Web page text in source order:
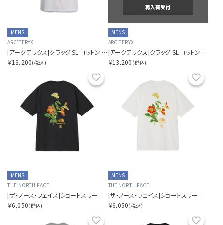
MENS
ARC'TERYX
[アークテリクス]クラッグ SL コットン ブラード バード ショートスリーブ メンズ
￥13,200(税込)
再入荷受付
MENS
ARC'TERYX
[アークテリクス]クラッグ SL コットン ブラード バード ショートスリーブ メンズ
￥13,200 (税込)
お気に入り
MENS
THE NORTH FACE
[ザ・ノース・フェイス]ショートスリーブヨセミテフラワーティー
￥6,050(税込)
MENS
THE NORTH FACE
[ザ・ノース・フェイス]ショートスリーブヨセミテフラワーティー
￥6,050(税込)
お気に入り